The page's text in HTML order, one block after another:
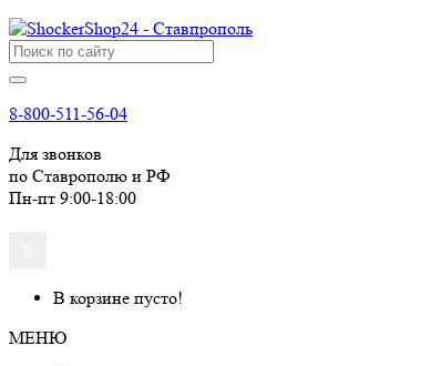
8-800-511-56-04
Для звонков
по Ставрополю и РФ
Пн-пт 9:00-18:00
В корзине пусто!
МЕНЮ